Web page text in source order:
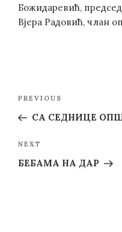
Божидаревић,
Вјера Радовић, члан
Post
Previous
Post
PREVIOUS
СА СЕДНИЦЕ
Next
Post
NEXT
БЕБАМА НА ДАР